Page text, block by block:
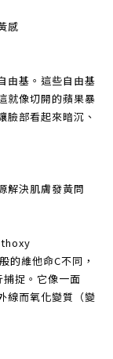
感
由基。這些自由基
就像切開的蘋果暴
臉部看起來暗沉、
解決肌膚發黃問
的維他命C不同，
捉。它像一面
線而氧化變質（變